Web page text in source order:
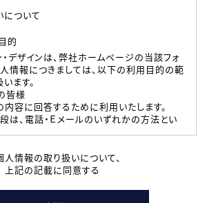
ついて
的
デザインは、弊社ホームページの当該フォ
情報につきましては、以下の利用目的の範
ます。
皆様
に回答するために利用いたします。
、電話・Ｅメールのいずれかの方法とい
絡および本登録時の参考情報として利
人情報の取り扱いについて、
上記の記載に同意する